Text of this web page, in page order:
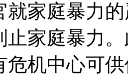
就家庭暴力
止家庭暴力
危机中心可